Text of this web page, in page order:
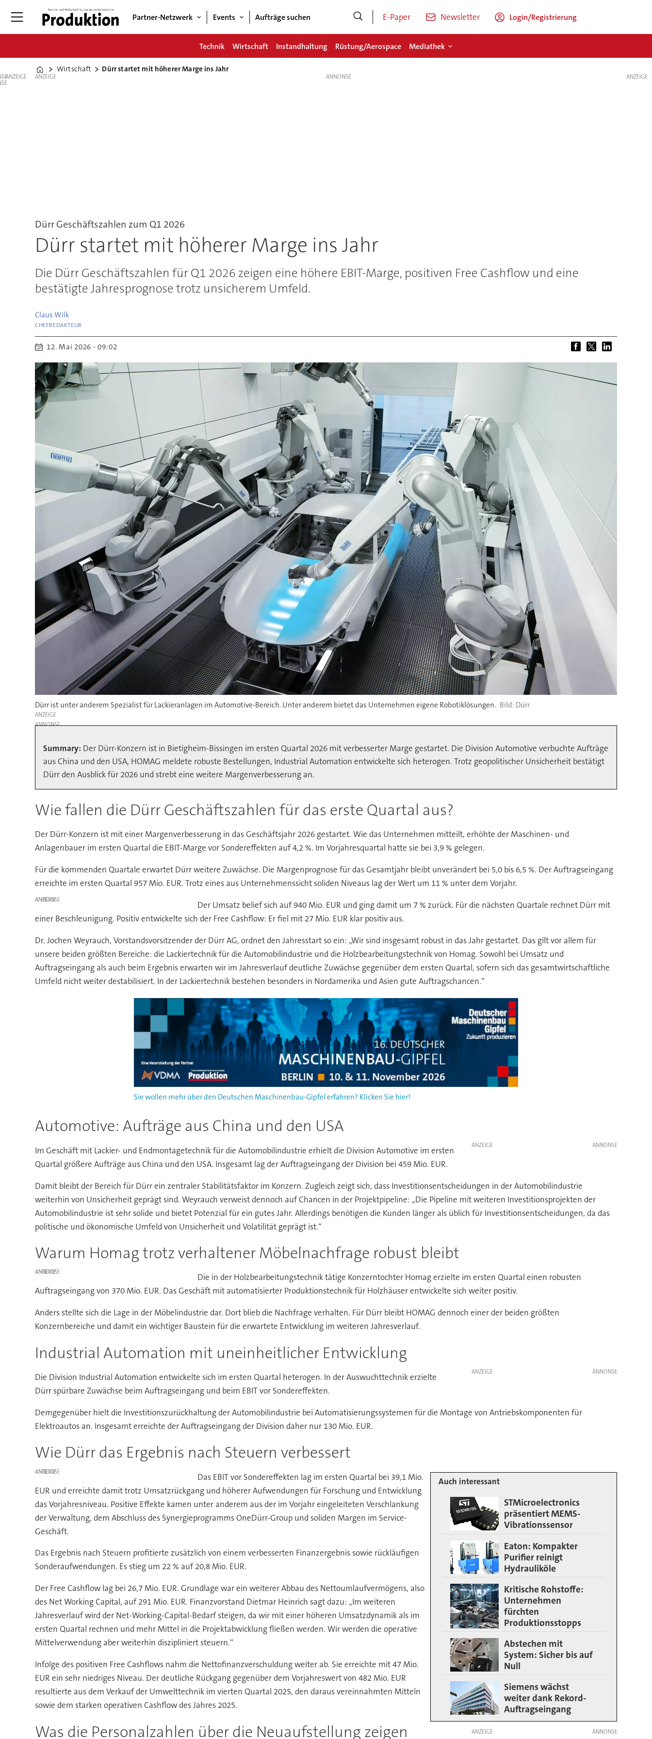
Partner-Netzwerk Events Aufträge suchen E-Paper Newsletter Login/Registrierung
Technik Wirtschaft Instandhaltung Rüstung/Aerospace Mediathek
Home
Wirtschaft Dürr startet mit höherer Marge ins Jahr
ANZEIGE ANZEIGE
Dürr Geschäftszahlen zum Q1 2026
Dürr startet mit höherer Marge ins Jahr
Die Dürr Geschäftszahlen für Q1 2026 zeigen eine höhere EBIT-Marge, positiven Free Cashflow und eine
bestätigte Jahresprognose trotz unsicherem Umfeld.
Claus Wilk
CHEFREDAKTEUR
12. Mai 2026 - 09:02
Dürr ist unter anderem Spezialist für Lackieranlagen im Automotive-Bereich. Unter anderem bietet das Unternehmen eigene Robotiklösungen. Dürr
ANZEIGE
Summary: Der Dürr-Konzern ist in Bietigheim-Bissingen im ersten Quartal 2026 mit verbesserter Marge gestartet. Die Division Automotive verbuchte Aufträge
aus China und den USA, HOMAG meldete robuste Bestellungen, Industrial Automation entwickelte sich heterogen. Trotz geopolitischer Unsicherheit bestätigt
Dürr den Ausblick für 2026 und strebt eine weitere Margenverbesserung an.
Wie fallen die Dürr Geschäftszahlen für das erste Quartal aus?
Der Dürr-Konzern ist mit einer Margenverbesserung in das Geschäftsjahr 2026 gestartet. Wie das Unternehmen mitteilt, erhöhte der Maschinen- und
Anlagenbauer im ersten Quartal die EBIT-Marge vor Sondereffekten auf 4,2 %. Im Vorjahresquartal hatte sie bei 3,9 % gelegen.
Für die kommenden Quartale erwartet Dürr weitere Zuwächse. Die Margenprognose für das Gesamtjahr bleibt unverändert bei 5,0 bis 6,5 %. Der Auftragseingang
erreichte im ersten Quartal 957 Mio. EUR. Trotz eines aus Unternehmenssicht soliden Niveaus lag der Wert um 11 % unter dem Vorjahr.
ANZEIGE
Der Umsatz belief sich auf 940 Mio. EUR und ging damit um 7 % zurück. Für die nächsten Quartale rechnet Dürr mit
einer Beschleunigung. Positiv entwickelte sich der Free Cashflow: Er fiel mit 27 Mio. EUR klar positiv aus.
Dr. Jochen Weyrauch, Vorstandsvorsitzender der Dürr AG, ordnet den Jahresstart so ein: „Wir sind insgesamt robust in das Jahr gestartet. Das gilt vor allem für
unsere beiden größten Bereiche: die Lackiertechnik für die Automobilindustrie und die Holzbearbeitungstechnik von Homag. Sowohl bei Umsatz und
Auftragseingang als auch beim Ergebnis erwarten wir im Jahresverlauf deutliche Zuwächse gegenüber dem ersten Quartal, sofern sich das gesamtwirtschaftliche
Umfeld nicht weiter destabilisiert. In der Lackiertechnik bestehen besonders in Nordamerika und Asien gute Auftragschancen.“
Sie wollen mehr über den Deutschen Maschinenbau-Gipfel erfahren? Klicken Sie hier!
Automotive: Aufträge aus China und den USA
ANZEIGE
Im Geschäft mit Lackier- und Endmontagetechnik für die Automobilindustrie erhielt die Division Automotive im ersten
Quartal größere Aufträge aus China und den USA. Insgesamt lag der Auftragseingang der Division bei 459 Mio. EUR.
Damit bleibt der Bereich für Dürr ein zentraler Stabilitätsfaktor im Konzern. Zugleich zeigt sich, dass Investitionsentscheidungen in der Automobilindustrie
weiterhin von Unsicherheit geprägt sind. Weyrauch verweist dennoch auf Chancen in der Projektpipeline: „Die Pipeline mit weiteren Investitionsprojekten der
Automobilindustrie ist sehr solide und bietet Potenzial für ein gutes Jahr. Allerdings benötigen die Kunden länger als üblich für Investitionsentscheidungen, da das
politische und ökonomische Umfeld von Unsicherheit und Volatilität geprägt ist.“
Warum Homag trotz verhaltener Möbelnachfrage robust bleibt
ANZEIGE
Die in der Holzbearbeitungstechnik tätige Konzerntochter Homag erzielte im ersten Quartal einen robusten
Auftragseingang von 370 Mio. EUR. Das Geschäft mit automatisierter Produktionstechnik für Holzhäuser entwickelte sich weiter positiv.
Anders stellte sich die Lage in der Möbelindustrie dar. Dort blieb die Nachfrage verhalten. Für Dürr bleibt HOMAG dennoch einer der beiden größten
Konzernbereiche und damit ein wichtiger Baustein für die erwartete Entwicklung im weiteren Jahresverlauf.
Industrial Automation mit uneinheitlicher Entwicklung
ANZEIGE
Die Division Industrial Automation entwickelte sich im ersten Quartal heterogen. In der Auswuchttechnik erzielte
Dürr spürbare Zuwächse beim Auftragseingang und beim EBIT vor Sondereffekten.
Demgegenüber hielt die Investitionszurückhaltung der Automobilindustrie bei Automatisierungssystemen für die Montage von Antriebskomponenten für
Elektroautos an. Insgesamt erreichte der Auftragseingang der Division daher nur 130 Mio. EUR.
Wie Dürr das Ergebnis nach Steuern verbessert
ANZEIGE
Auch interessant
STMicroelectronics
präsentiert MEMS-
Vibrationssensor
Eaton: Kompakter
Purifier reinigt
Hydrauliköle
Kritische Rohstoffe:
Unternehmen
fürchten
Produktionsstopps
Abstechen mit
System: Sicher bis auf
Null
Siemens wächst
weiter dank Rekord-
Auftragseingang
Das EBIT vor Sondereffekten lag im ersten Quartal bei 39,1 Mio.
EUR und erreichte damit trotz Umsatzrückgang und höherer Aufwendungen für Forschung und Entwicklung
das Vorjahresniveau. Positive Effekte kamen unter anderem aus der im Vorjahr eingeleiteten Verschlankung
der Verwaltung, dem Abschluss des Synergieprogramms OneDürr-Group und soliden Margen im Service-
Geschäft.
Das Ergebnis nach Steuern profitierte zusätzlich von einem verbesserten Finanzergebnis sowie rückläufigen
Sonderaufwendungen. Es stieg um 22 % auf 20,8 Mio. EUR.
Der Free Cashflow lag bei 26,7 Mio. EUR. Grundlage war ein weiterer Abbau des Nettoumlaufvermögens, also
des Net Working Capital, auf 291 Mio. EUR. Finanzvorstand Dietmar Heinrich sagt dazu: „Im weiteren
Jahresverlauf wird der Net-Working-Capital-Bedarf steigen, da wir mit einer höheren Umsatzdynamik als im
ersten Quartal rechnen und mehr Mittel in die Projektabwicklung fließen werden. Wir werden die operative
Mittelverwendung aber weiterhin diszipliniert steuern.“
ANZEIGE
Infolge des positiven Free Cashflows nahm die Nettofinanzverschuldung weiter ab. Sie erreichte mit 47 Mio.
EUR ein sehr niedriges Niveau. Der deutliche Rückgang gegenüber dem Vorjahreswert von 482 Mio. EUR
resultierte aus dem Verkauf der Umwelttechnik im vierten Quartal 2025, den daraus vereinnahmten Mitteln
sowie dem starken operativen Cashflow des Jahres 2025.
Was die Personalzahlen über die Neuaufstellung zeigen
ANZEIGE